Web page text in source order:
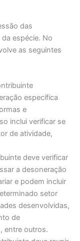
das
espécie. No
as seguintes
específica
e
inclui verificar se
de atividade,
deve verificar
a desoneração
e podem incluir
setor
desenvolvidas,
de
entre outros.